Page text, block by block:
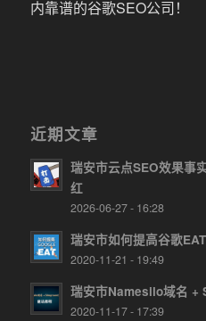
内靠谱的谷歌SEO公司！
近期文章
瑞安市云点SEO效果事
红
2026-06-27 - 16:28
瑞安市如何提高谷歌
2020-11-21 - 19:49
瑞安市Namesilo域名 +
2020-11-17 - 17:39